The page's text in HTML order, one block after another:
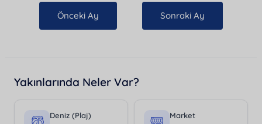
Önceki Ay Sonraki Ay
Yakınlarında Neler Var?
Deniz (Plaj) Market